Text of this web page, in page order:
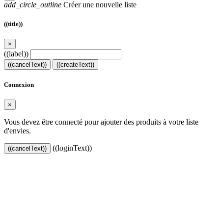
add_circle_outline Créer une nouvelle liste
((title))
×
((label))
((cancelText)) ((createText))
Connexion
×
Vous devez être connecté pour ajouter des produits à votre liste
d'envies.
((cancelText)) ((loginText))